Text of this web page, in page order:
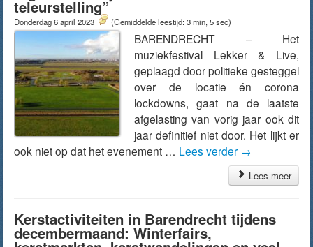
teleurstelling”
Donderdag 6 april 2023 (Gemiddelde leestijd: 3 min, 5 sec)
BARENDRECHT – Het
muziekfestival Lekker & Live,
geplaagd door politieke gesteggel
over de locatie én corona
lockdowns, gaat na de laatste
afgelasting van vorig jaar ook dit
jaar definitief niet door. Het lijkt er
ook niet op dat het evenement … Lees verder →
Lees meer
Kerstactiviteiten in Barendrecht tijdens
decembermaand: Winterfairs,